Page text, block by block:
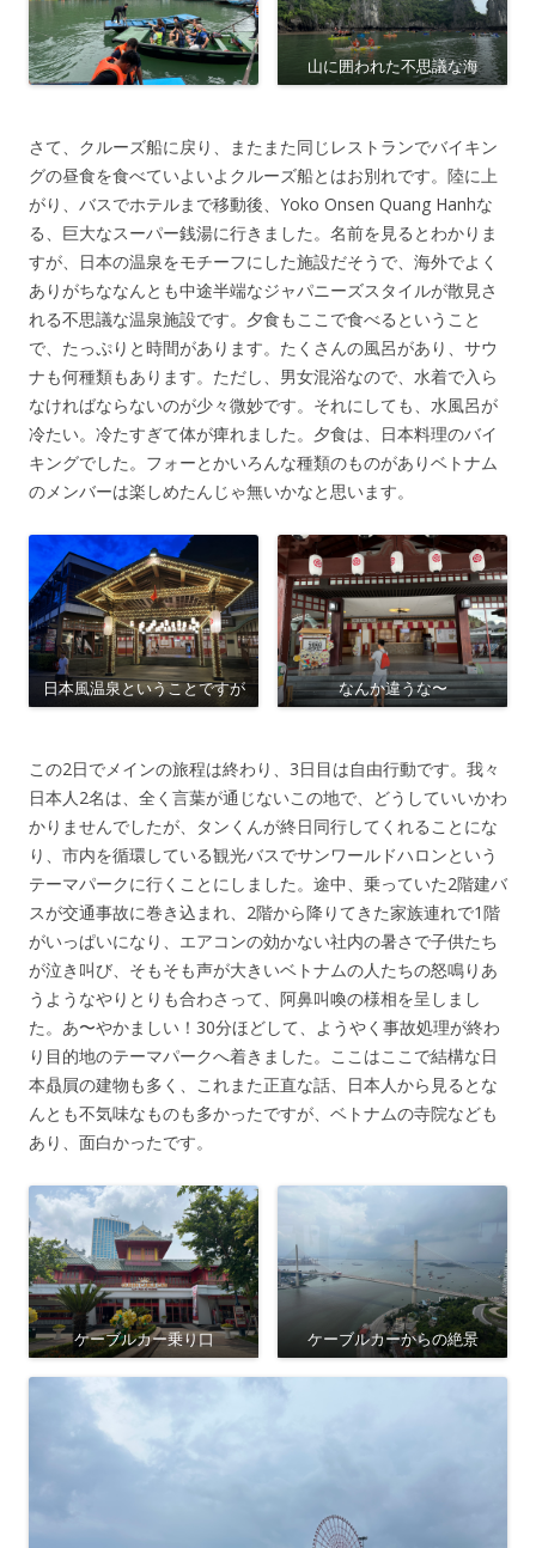
山に囲われた不思議な海
さて、クルーズ船に戻り、またまた同じレストランでバイキン
グの昼食を食べていよいよクルーズ船とはお別れです。陸に上
がり、バスでホテルまで移動後、Yoko Onsen Quang Hanhな
る、巨大なスーパー銭湯に行きました。名前を見るとわかりま
すが、日本の温泉をモチーフにした施設だそうで、海外でよく
ありがちななんとも中途半端なジャパニーズスタイルが散見さ
れる不思議な温泉施設です。夕食もここで食べるということ
で、たっぷりと時間があります。たくさんの風呂があり、サウ
ナも何種類もあります。ただし、男女混浴なので、水着で入ら
なければならないのが少々微妙です。それにしても、水風呂が
冷たい。冷たすぎて体が痺れました。夕食は、日本料理のバイ
キングでした。フォーとかいろんな種類のものがありベトナム
のメンバーは楽しめたんじゃ無いかなと思います。
日本風温泉ということですが なんか違うな〜
この2日でメインの旅程は終わり、3日目は自由行動です。我々
日本人2名は、全く言葉が通じないこの地で、どうしていいかわ
かりませんでしたが、タンくんが終日同行してくれることにな
り、市内を循環している観光バスでサンワールドハロンという
テーマパークに行くことにしました。途中、乗っていた2階建バ
スが交通事故に巻き込まれ、2階から降りてきた家族連れで1階
がいっぱいになり、エアコンの効かない社内の暑さで子供たち
が泣き叫び、そもそも声が大きいベトナムの人たちの怒鳴りあ
うようなやりとりも合わさって、阿鼻叫喚の様相を呈しまし
た。あ〜やかましい！30分ほどして、ようやく事故処理が終わ
り目的地のテーマパークへ着きました。ここはここで結構な日
本贔屓の建物も多く、これまた正直な話、日本人から見るとな
んとも不気味なものも多かったですが、ベトナムの寺院なども
あり、面白かったです。
ケーブルカー乗り口 ケーブルカーからの絶景